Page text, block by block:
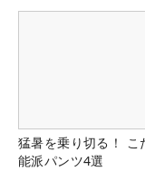
猛暑を乗り切る！ こ
能派パンツ4選